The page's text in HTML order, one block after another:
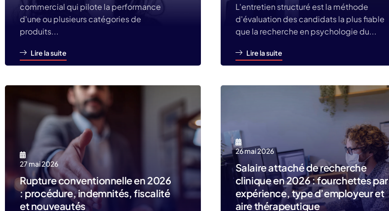
commercial qui pilote la performance
d'une ou plusieurs catégories de
produits...
Lire la suite
L'entretien structuré est la méthode
d'évaluation des candidats la plus fiable
que la recherche en psychologie du...
Lire la suite
27 mai 2026
Rupture conventionnelle en 2026
: procédure, indemnités, fiscalité
et nouveautés
26 mai 2026
Salaire attaché de recherche
clinique en 2026 : fourchettes par
expérience, type d’employeur et
aire thérapeutique